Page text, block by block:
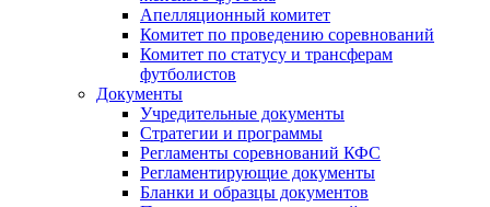
Апелляционный комитет
Комитет по проведению соревнований
Комитет по статусу и трансферам
футболистов
Документы
Учредительные документы
Стратегии и программы
Регламенты соревнований КФС
Регламентирующие документы
Бланки и образцы документов